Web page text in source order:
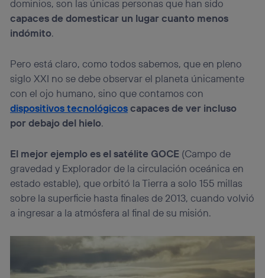
dominios, son las únicas personas que han sido
capaces de domesticar un lugar cuanto menos
indómito.
Pero está claro, como todos sabemos, que en pleno
siglo XXI no se debe observar el planeta únicamente
con el ojo humano, sino que contamos con
dispositivos tecnológicoscapaces de ver incluso
por debajo del hielo.
El mejor ejemplo es el satélite GOCE (Campo de
gravedad y Explorador de la circulación oceánica en
estado estable), que orbitó la Tierra a solo 155 millas
sobre la superficie hasta finales de 2013, cuando volvió
a ingresar a la atmósfera al final de su misión.
Si utilizas unaconexión de banda ancha(p. ej., Wi-Fi),
el marketing o análisis se realizará en función de las
actividades de navegación de los miembros del hogar
Si utilizasdatos móviles, el marketing será más
personalizado, ya que se basará únicamente en la
navegación del usuario del móvil.
Puedes gestionar los consentimientos Utiq seleccionando
“Administrar Utiq” en la parte inferior de esta página web o
visitando el portal de privacidad de Utiq
política de privacidad de Utiq.